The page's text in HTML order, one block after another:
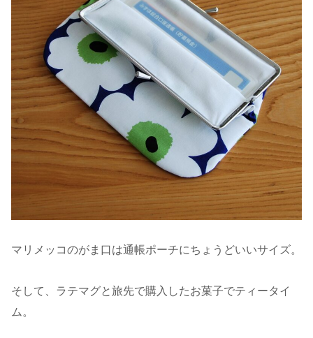
マリメッコのがま口は通帳ポーチにちょうどいいサイズ。
そして、ラテマグと旅先で購入したお菓子でティータイ
ム。